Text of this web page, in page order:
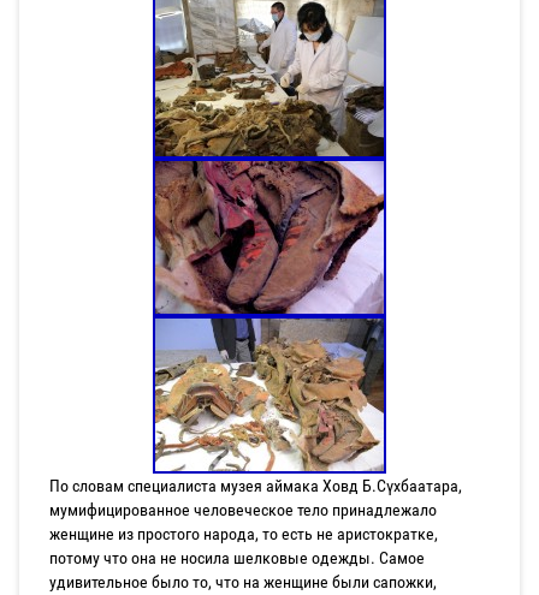
По словам специалиста музея аймака Ховд Б.Сүхбаатара,
мумифицированное человеческое тело принадлежало
женщине из простого народа, то есть не аристократке,
потому что она не носила шелковые одежды. Самое
удивительное было то, что на женщине были сапожки,